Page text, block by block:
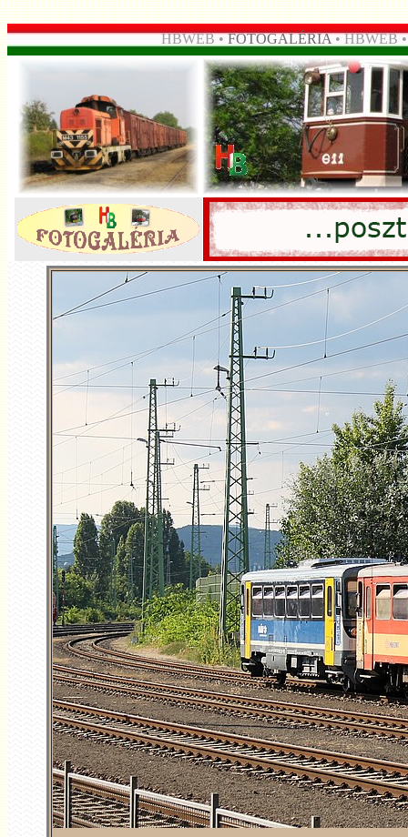
HBWEB •FOTOGALÉRIA• HBWEB